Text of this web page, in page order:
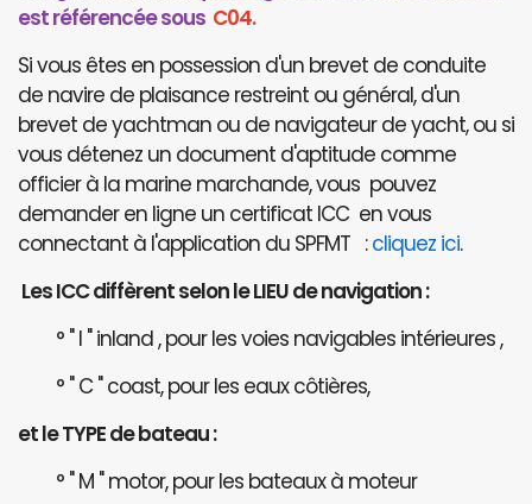
est référencée sous C04.
Si vous êtes en possession d'un brevet de conduite
de navire de plaisance restreint ou général, d'un
brevet de yachtman ou de navigateur de yacht, ou si
vous détenez un document d'aptitude comme
officier à la marine marchande, vous pouvez
demander en ligne un certificat ICC en vous
connectant à l'application du SPFMT :cliquez ici.
Les ICC diffèrent selon le LIEU de navigation :
° " I " inland , pour les voies navigables intérieures ,
° " C " coast, pour les eaux côtières,
et le TYPE de bateau :
° " M " motor, pour les bateaux à moteur